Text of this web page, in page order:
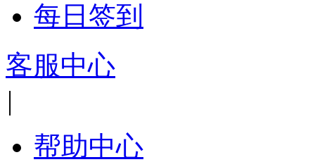
每日签到
客服中心
|
帮助中心